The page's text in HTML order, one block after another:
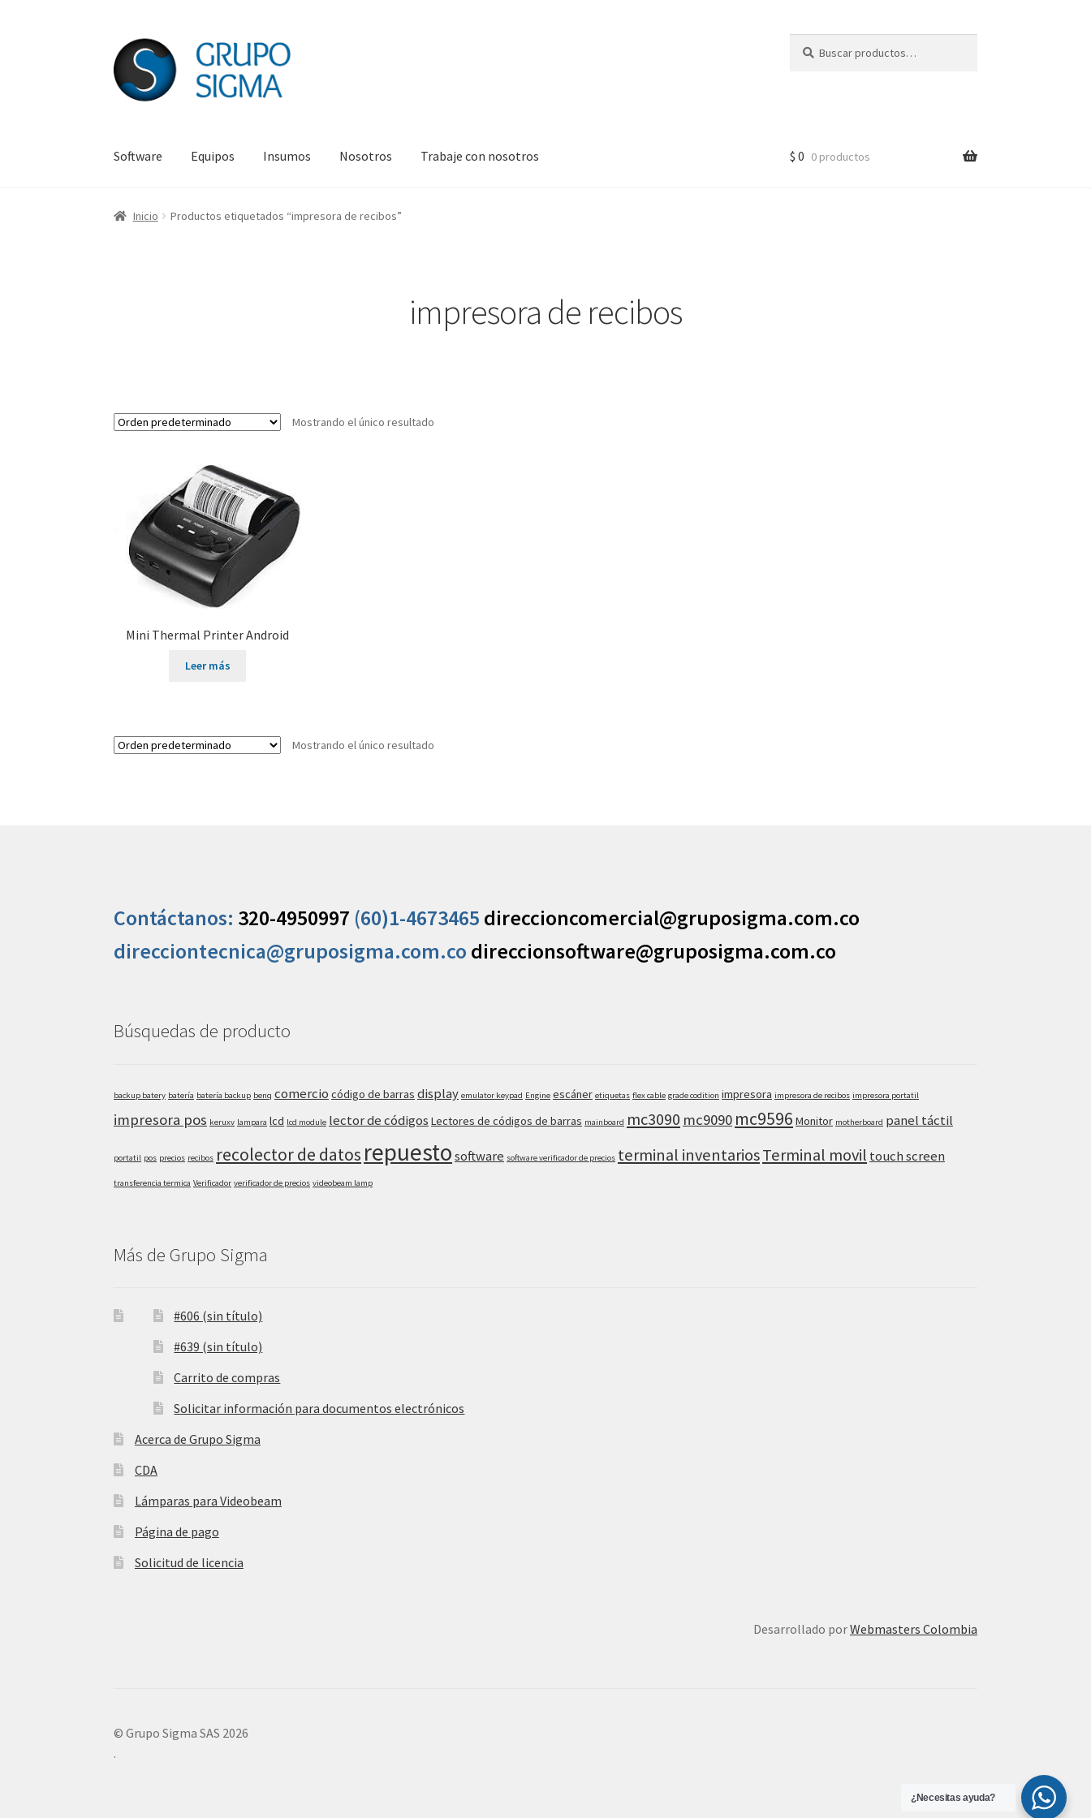
a
la
navegación
al
contenido
por:
Software Equipos Insumos Nosotros Trabaje con nosotros
Inicio Acerca de Grupo Sigma CDA Lámparas para Videobeam
$ 0 0 productos
Inicio Productos etiquetados “impresora de recibos”
impresora de recibos
Mostrando el único resultado
Mini Thermal Printer Android
Leer más
Mostrando el único resultado
Contáctanos: 320-4950997 (60)1-4673465 direccioncomercial@gruposigma.com.co
direcciontecnica@gruposigma.com.co direccionsoftware@gruposigma.com.co
Búsquedas de producto
backup batery batería batería backup benq comercio código de barras display emulator keypad Engine escáner etiquetas flex cable grade codition impresora impresora de recibos impresora portatil
impresora pos keruxv lampara lcd lcd module lector de códigos Lectores de códigos de barras mainboard mc3090 mc9090 mc9596 Monitor motherboard panel táctil
portatil pos precios recibos recolector de datos repuestosoftware software verificador de precios terminal inventariosTerminal movil touch screen
transferencia termica Verificador verificador de precios videobeam lamp
Más de Grupo Sigma
#606 (sin título)
#639 (sin título)
Carrito de compras
Solicitar información para documentos electrónicos
Acerca de Grupo Sigma
CDA
Lámparas para Videobeam
Página de pago
Solicitud de licencia
Desarrollado porWebmasters Colombia
© Grupo Sigma SAS 2026
.
¿Necesitas ayuda?